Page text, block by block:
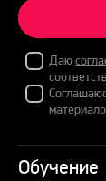
Даю
Обучение